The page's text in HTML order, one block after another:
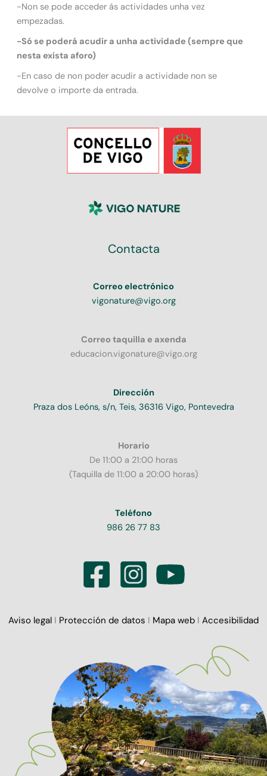
-Non se pode acceder ás actividades unha vez
empezadas.
-Só se poderá acudir a unha actividade (sempre que
nesta exista aforo)
-En caso de non poder acudir a actividade non se
devolve o importe da entrada.
Contacta
Correo electrónico
vigonature@vigo.org
Correo taquilla e axenda
educacion.vigonature@vigo.org
Dirección
Praza dos Leóns, s/n, Teis, 36316 Vigo, Pontevedra
Horario
De 11:00 a 21:00 horas
(Taquilla de 11:00 a 20:00 horas)
Teléfono
986 26 77 83
Aviso legal I Protección de datos I Mapa web I Accesibilidad